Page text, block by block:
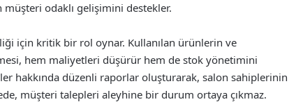
odaklı gelişimini destekler.
için kritik bir rol oynar. Kullanılan ürünlerin ve
hem maliyetleri düşürür hem de stok yönetimini
hakkında düzenli raporlar oluşturarak, salon sahiplerinin
müşteri talepleri aleyhine bir durum ortaya çıkmaz.